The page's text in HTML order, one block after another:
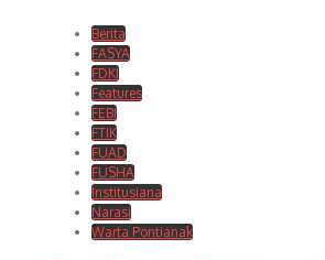
Berita
FASYA
FDKI
Features
FEBI
FTIK
FUAD
FUSHA
Institusiana
Narasi
Warta Pontianak